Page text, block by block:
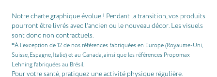
Notre charte graphique évolue ! Pendant la transition, vos produits
pourront être livrés avec l’ancien ou le nouveau décor. Les visuels
sont donc non contractuels.
*À l’exception de 12 de nos références fabriquées en Europe (Royaume-Uni,
Suisse, Espagne, Italie) et au Canada, ainsi que les références Propomax
Lehning fabriquées au Brésil.
Pour votre santé, pratiquez une activité physique régulière.